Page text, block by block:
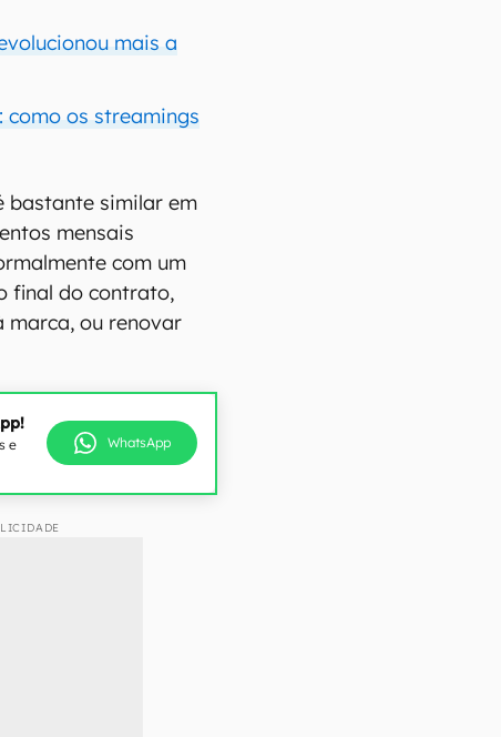
mais a
como os streamings
bastante similar em
mensais
com um
final do contrato,
marca, ou renovar
e
WhatsApp